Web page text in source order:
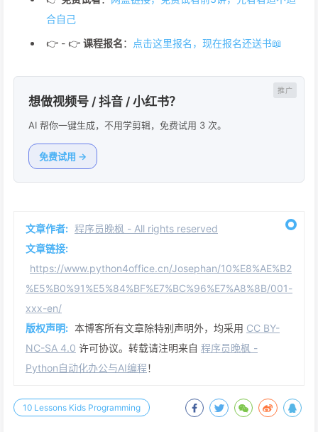
合自己
👉 - 👉 课程报名： 点击这里报名，现在报名还送书📖
想做视频号 / 抖音 / 小红书？
AI 帮你一键生成，不用学剪辑，免费试用 3 次。
免费试用 →
文章作者: 程序员晚枫 - All rights reserved
文章链接:
https://www.python4office.cn/Josephan/10%E8%AE%B2
%E5%B0%91%E5%84%BF%E7%BC%96%E7%A8%8B/001-
xxx-en/
版权声明: 本博客所有文章除特别声明外，均采用 CC BY-
NC-SA 4.0 许可协议。转载请注明来自 程序员晚枫 -
Python自动化办公与AI编程！
10 Lessons Kids Programming